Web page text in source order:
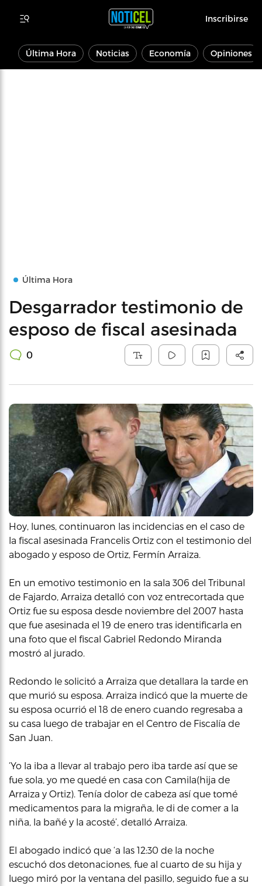
Inscribirse
Última Hora Noticias Economía Opiniones
Última Hora
Desgarrador testimonio de
esposo de fiscal asesinada
0
Hoy, lunes, continuaron las incidencias en el caso de
la fiscal asesinada Francelis Ortiz con el testimonio del
abogado y esposo de Ortiz, Fermín Arraiza.
En un emotivo testimonio en la sala 306 del Tribunal
de Fajardo, Arraiza detalló con voz entrecortada que
Ortiz fue su esposa desde noviembre del 2007 hasta
que fue asesinada el 19 de enero tras identificarla en
una foto que el fiscal Gabriel Redondo Miranda
mostró al jurado.
Redondo le solicitó a Arraiza que detallara la tarde en
que murió su esposa. Arraiza indicó que la muerte de
su esposa ocurrió el 18 de enero cuando regresaba a
su casa luego de trabajar en el Centro de Fiscalía de
San Juan.
‘Yo la iba a llevar al trabajo pero iba tarde así que se
fue sola, yo me quedé en casa con Camila(hija de
Arraiza y Ortiz). Tenía dolor de cabeza así que tomé
medicamentos para la migraña, le di de comer a la
niña, la bañé y la acosté’, detalló Arraiza.
El abogado indicó que ‘a las 12:30 de la noche
escuchó dos detonaciones, fue al cuarto de su hija y
luego miró por la ventana del pasillo, seguido fue a su